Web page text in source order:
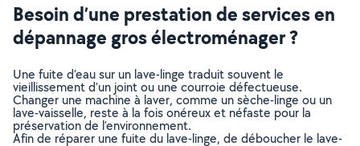
Besoin d’une prestation de services en
dépannage gros électroménager ?
Une fuite d’eau sur un lave-linge traduit souvent le
vieillissement d’un joint ou une courroie défectueuse.
Changer une machine à laver, comme un sèche-linge ou un
lave-vaisselle, reste à la fois onéreux et néfaste pour la
préservation de l’environnement.
Afin de réparer une fuite du lave-linge, de déboucher le lave-